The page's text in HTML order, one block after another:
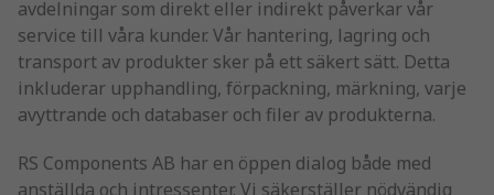
avdelningar som direkt eller indirekt påverkar vår
service till våra kunder. Vår hantering, lagring och
transport av produkter sker på ett säkert sätt. Detta
inkluderar upphandling, förpackning, märkning, varje
avyttrande och databaser och filer av produkterna.
RS Components AB har en öppen dialog både med
anställda och intressenter. Vi säkerställer nödvändig